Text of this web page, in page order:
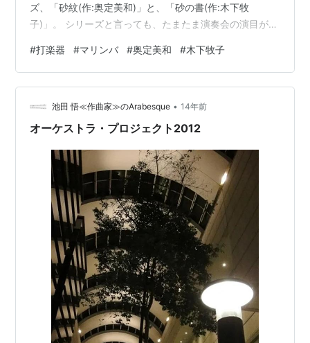
ズ、「砂紋(作:奥定美和)」と、「砂の書(作:木下牧
子)」。 シリーズと言っても、たまたま演奏会の演目が一
パレードだったから）、作曲者も作曲年も違うし、関連
性ももちろんない(じゃあシリーズって言うなよ🤐)。 た
だ、砂という言葉を使用する中で2人の作曲家がこうも違
うイメージを持っているのかとあらためて感じたので、
合わせて記事にした。 ・「砂紋」／奥定美和 youtu.be
#打楽器 #マリンバ #奥定美和 #木下牧子
池田 悟≪作曲家≫のArabesque • 14年前
オーケストラ・プロジェクト2012